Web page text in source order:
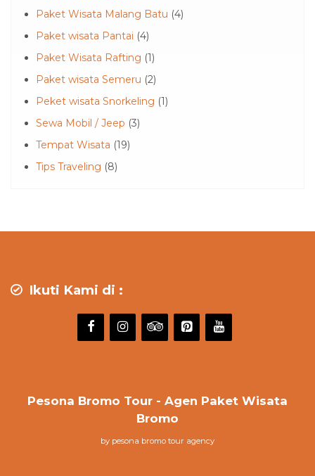
Paket Wisata Malang Batu (4)
Paket wisata Pantai (4)
Paket Wisata Rafting (1)
Paket wisata Semeru (2)
Peket wisata Snorkeling (1)
Sewa Mobil / Jeep (3)
Tempat Wisata (19)
Tips Traveling (8)
Ikuti Kami di :
Pesona Bromo Tour - Agen Paket Wisata
Bromo
by pesona bromo tour agency